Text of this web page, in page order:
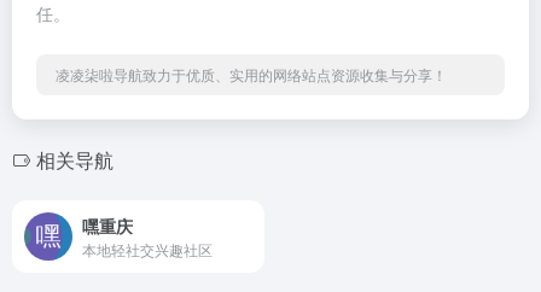
任。
凌凌柒啦导航致力于优质、实用的网络站点资源收集与分享！
相关导航
嘿重庆
本地轻社交兴趣社区